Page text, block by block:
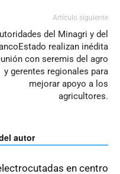
Artículo siguiente
del Minagri y del
realizan inédita
con seremis del agro
y gerentes regionales para
mejorar apoyo a los
agricultores.
autor
en centro